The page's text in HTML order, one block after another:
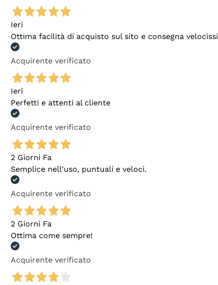
Ieri
Ottima facilità di acquisto sul sito e consegna
Acquirente verificato
Ieri
Perfetti e attenti al cliente
Acquirente verificato
2 Giorni Fa
Semplice nell'uso, puntuali e veloci.
Acquirente verificato
2 Giorni Fa
Ottima come sempre!
Acquirente verificato